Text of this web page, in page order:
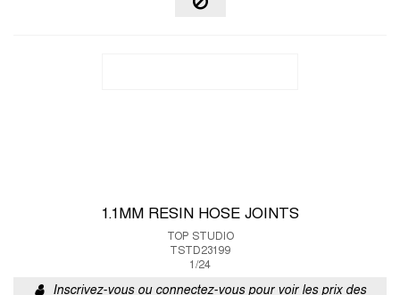
1.1MM RESIN HOSE JOINTS
TOP STUDIO
TSTD23199
1/24
Inscrivez-vous ou connectez-vous pour voir les prix des